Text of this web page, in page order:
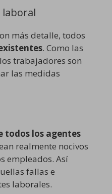
laboral
más detalle, todos
. Como las
trabajadores son
las medidas
todos los agentes
realmente nocivos
empleados. Así
fallas e
laborales.